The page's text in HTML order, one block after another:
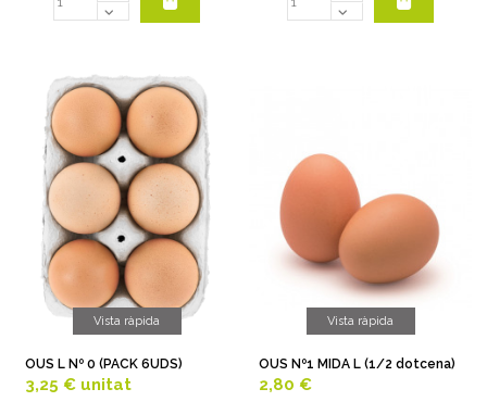
Vista ràpida
OUS L Nº 0 (PACK 6UDS)
3,25 € unitat
Vista ràpida
OUS Nº1 MIDA L (1/2 dotcena)
2,80 €